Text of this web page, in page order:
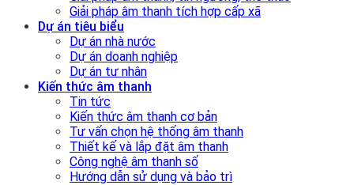
Giải pháp âm thanh tích hợp cấp xã
Dự án tiêu biểu
Dự án nhà nước
Dự án doanh nghiệp
Dự án tư nhân
Kiến thức âm thanh
Tin tức
Kiến thức âm thanh cơ bản
Tư vấn chọn hệ thống âm thanh
Thiết kế và lắp đặt âm thanh
Công nghệ âm thanh số
Hướng dẫn sử dụng và bảo trì